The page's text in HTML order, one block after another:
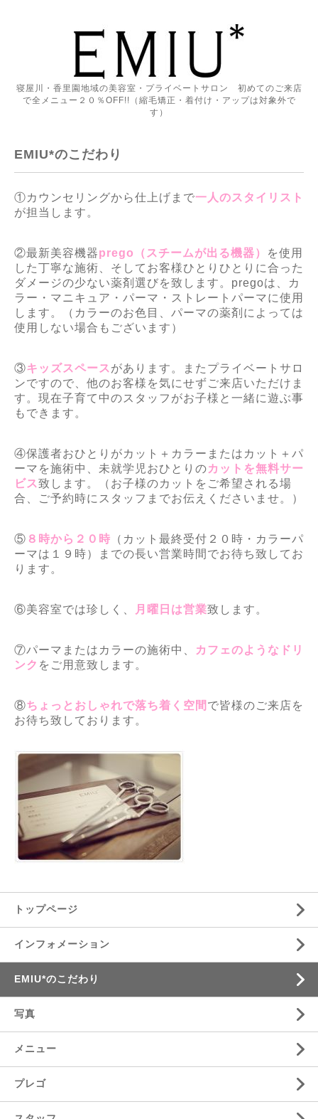
寝屋川・香里園地域の美容室・プライベートサロン 初めてのご来店
で全メニュー２０％OFF!!（縮毛矯正・着付け・アップは対象外で
す）
EMIU*のこだわり
①カウンセリングから仕上げまで一人のスタイリスト
が担当します。
②最新美容機器prego（スチームが出る機器）
を使用
した丁寧な施術、そしてお客様ひとりひとりに合った
ダメージの少ない薬剤選びを致します。pregoは、カ
ラー・マニキュア・パーマ・ストレートパーマに使用
します。（カラーのお色目、パーマの薬剤によっては
使用しない場合もございます）
③キッズスペース があります。またプライベートサロ
ンですので、他のお客様を気にせずご来店いただけま
す。現在子育て中のスタッフがお子様と一緒に遊ぶ事
もできます。
④保護者おひとりがカット＋カラーまたはカット＋パ
ーマを施術中、未就学児おひとりのカットを無料サー
ビス致します。（お子様のカットをご希望される場
合、ご予約時にスタッフまでお伝えくださいませ。）
⑤ ８時から２０時 （カット最終受付２０時・カラーパ
ーマは１９時）までの長い営業時間でお待ち致してお
ります。
⑥美容室では珍しく、 月曜日は営業致します。
⑦パーマまたはカラーの施術中、
カフェのようなドリ
ンク をご用意致します。
⑧ちょっとおしゃれで落ち着く空間 で皆様のご来店を
お待ち致しております。
トップページ
インフォメーション
EMIU*のこだわり
写真
メニュー
プレゴ